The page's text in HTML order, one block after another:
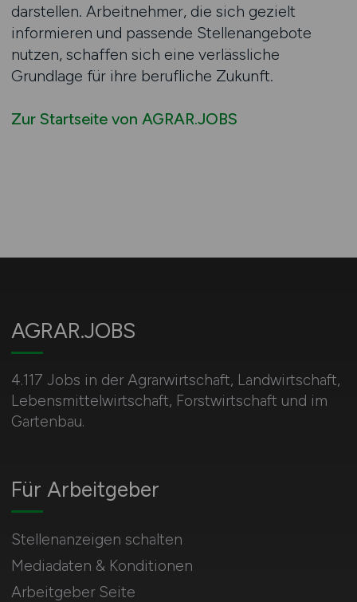
darstellen. Arbeitnehmer, die sich gezielt
informieren und passende Stellenangebote
nutzen, schaffen sich eine verlässliche
Grundlage für ihre berufliche Zukunft.
Zur Startseite von AGRAR.JOBS
AGRAR.JOBS
4.117 Jobs in der Agrarwirtschaft, Landwirtschaft,
Lebensmittelwirtschaft, Forstwirtschaft und im
Gartenbau.
Für Arbeitgeber
Stellenanzeigen schalten
Mediadaten & Konditionen
Arbeitgeber Seite